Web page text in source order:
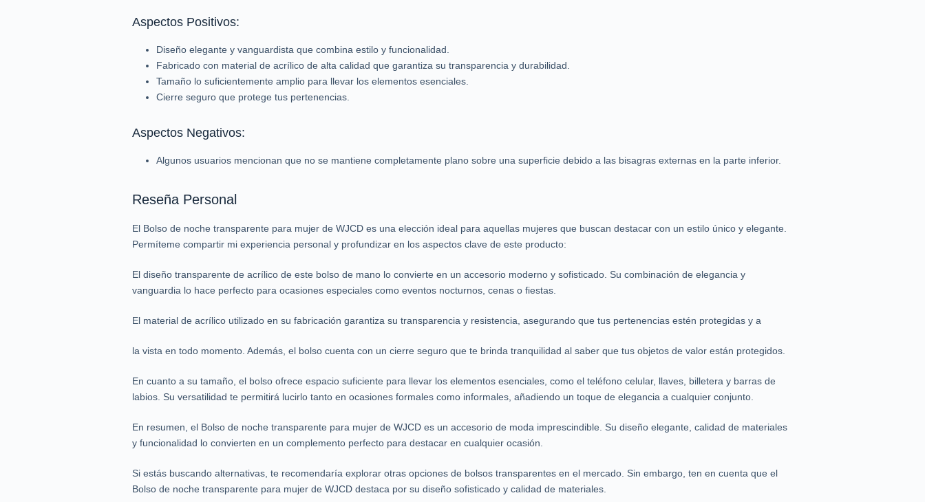
Aspectos Positivos:
Diseño elegante y vanguardista que combina estilo y funcionalidad.
Fabricado con material de acrílico de alta calidad que garantiza su transparencia y durabilidad.
Tamaño lo suficientemente amplio para llevar los elementos esenciales.
Cierre seguro que protege tus pertenencias.
Aspectos Negativos:
Algunos usuarios mencionan que no se mantiene completamente plano sobre una superficie debido a las bisagras externas en la parte inferior.
Reseña Personal
El Bolso de noche transparente para mujer de WJCD es una elección ideal para aquellas mujeres que buscan destacar con un estilo único y elegante.
Permíteme compartir mi experiencia personal y profundizar en los aspectos clave de este producto:
El diseño transparente de acrílico de este bolso de mano lo convierte en un accesorio moderno y sofisticado. Su combinación de elegancia y
vanguardia lo hace perfecto para ocasiones especiales como eventos nocturnos, cenas o fiestas.
El material de acrílico utilizado en su fabricación garantiza su transparencia y resistencia, asegurando que tus pertenencias estén protegidas y a
la vista en todo momento. Además, el bolso cuenta con un cierre seguro que te brinda tranquilidad al saber que tus objetos de valor están protegidos.
En cuanto a su tamaño, el bolso ofrece espacio suficiente para llevar los elementos esenciales, como el teléfono celular, llaves, billetera y barras de
labios. Su versatilidad te permitirá lucirlo tanto en ocasiones formales como informales, añadiendo un toque de elegancia a cualquier conjunto.
En resumen, el Bolso de noche transparente para mujer de WJCD es un accesorio de moda imprescindible. Su diseño elegante, calidad de materiales
y funcionalidad lo convierten en un complemento perfecto para destacar en cualquier ocasión.
Si estás buscando alternativas, te recomendaría explorar otras opciones de bolsos transparentes en el mercado. Sin embargo, ten en cuenta que el
Bolso de noche transparente para mujer de WJCD destaca por su diseño sofisticado y calidad de materiales.